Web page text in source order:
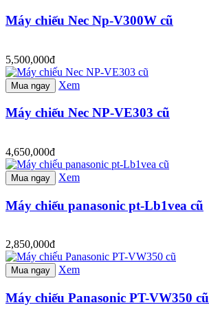
Máy chiếu Nec Np-V300W cũ
5,500,000đ
Mua ngay Xem
Máy chiếu Nec NP-VE303 cũ
4,650,000đ
Mua ngay Xem
Máy chiếu panasonic pt-Lb1vea cũ
2,850,000đ
Mua ngay Xem
Máy chiếu Panasonic PT-VW350 cũ